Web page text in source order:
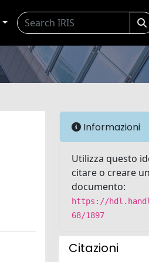
Informazioni
Utilizza questo
citare o creare
documento:
https://
68/1897
Citazioni